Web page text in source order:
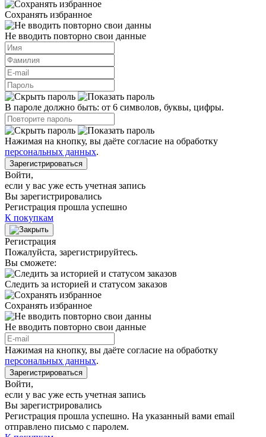
Сохранять избранное
Не вводить повторно свои данные
В пароле должно быть: от 6 символов, буквы, цифры.
Нажимая на кнопку, вы даёте согласие на обработку
персональных данных.
Зарегистрироваться
Войти,
если у вас уже есть учетная запись
Вы зарегистрировались
Регистрация прошла успешно
К покупкам
Регистрация
Пожалуйста, зарегистрируйтесь.
Вы сможете:
Следить за историей и статусом заказов
Сохранять избранное
Не вводить повторно свои данные
Нажимая на кнопку, вы даёте согласие на обработку
персональных данных.
Зарегистрироваться
Войти,
если у вас уже есть учетная запись
Вы зарегистрировались
Регистрация прошла успешно. На указанный вами email
отправлено письмо с паролем.